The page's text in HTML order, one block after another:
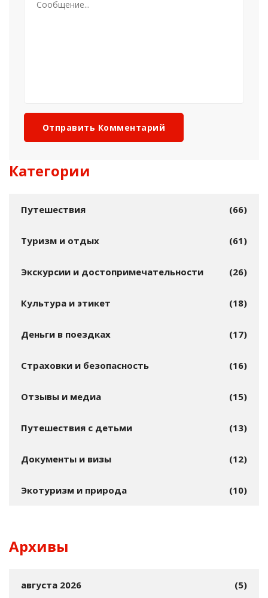
Отправить Комментарий
Категории
Путешествия (66)
Туризм и отдых (61)
Экскурсии и достопримечательности (26)
Культура и этикет (18)
Деньги в поездках (17)
Страховки и безопасность (16)
Отзывы и медиа (15)
Путешествия с детьми (13)
Документы и визы (12)
Экотуризм и природа (10)
Архивы
августа 2026 (5)